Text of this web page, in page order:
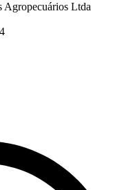
Agropecuários Ltda